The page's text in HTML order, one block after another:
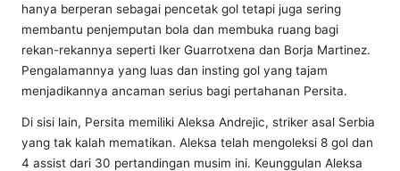
hanya berperan sebagai pencetak gol tetapi juga sering
membantu penjemputan bola dan membuka ruang bagi
rekan-rekannya seperti Iker Guarrotxena dan Borja Martinez.
Pengalamannya yang luas dan insting gol yang tajam
menjadikannya ancaman serius bagi pertahanan Persita.
Di sisi lain, Persita memiliki Aleksa Andrejic, striker asal Serbia
yang tak kalah mematikan. Aleksa telah mengoleksi 8 gol dan
4 assist dari 30 pertandingan musim ini. Keunggulan Aleksa